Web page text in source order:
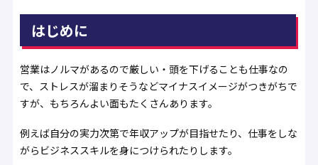
はじめに
営業はノルマがあるので厳しい・頭を下げることも仕事なの
で、ストレスが溜まりそうなどマイナスイメージがつきがちで
すが、もちろんよい面もたくさんあります。
例えば自分の実力次第で年収アップが目指せたり、仕事をしな
がらビジネススキルを身につけられたりします。